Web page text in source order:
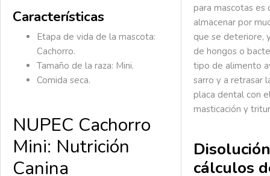
Características
Etapa de vida de la mascota:
Cachorro.
Tamaño de la raza: Mini.
Comida seca.
NUPEC Cachorro
Mini: Nutrición
Canina
para mascotas es
almacenar por
que se deteriore,
de hongos o
tipo de alimento
sarro y a retrasar
placa dental con
masticación y
cálculos